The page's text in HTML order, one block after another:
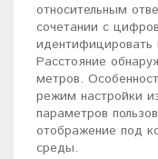
относительным
сочетании с
идентифицировать
Расстояние
метров.
режим настройки
параметров
отображение под
среды.